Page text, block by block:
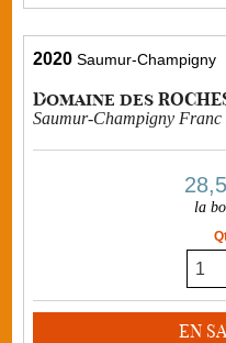
2020 Saumur-Champigny
Domaine des
Saumur-Champigny Franc
la
EN